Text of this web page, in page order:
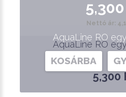
AquaLine RO
5,300
Nettó ár:
AquaLine RO
KOSÁRBA